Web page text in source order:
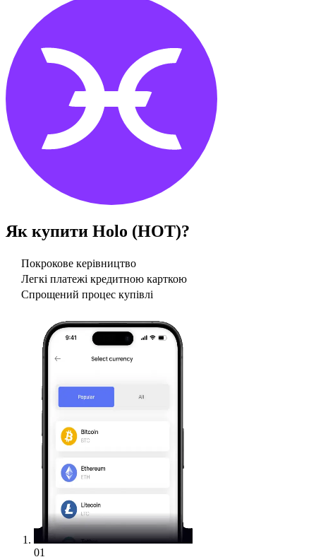
Як купити Holo (HOT)?
Покрокове керівництво
Легкі платежі кредитною карткою
Спрощений процес купівлі
01